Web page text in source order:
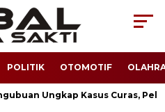
POLITIK OTOMOTIF
Ungkap Kasus Curas,